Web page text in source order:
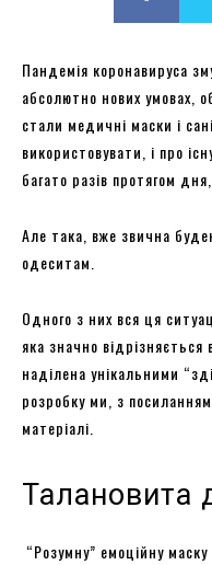
Пандемія коронавируса
абсолютно нових умовах,
стали медичні маски і
використовувати, і про
багато разів протягом
Але така, вже звична
одеситам.
Одного з них вся ця
яка значно відрізняється
наділена унікальними
розробку ми, з
матеріалі.
Талановита
“Розумну” емоційну